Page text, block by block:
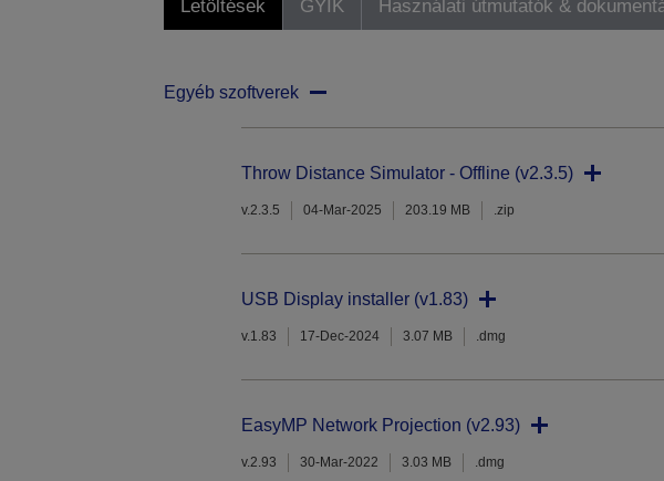
Letöltések GYIK Használati útmutatók &
Egyéb szoftverek
Throw Distance Simulator - Offline (v2.3.5)
v.2.3.5 04-Mar-2025 203.19 MB .zip
USB Display installer (v1.83)
v.1.83 17-Dec-2024 3.07 MB .dmg
EasyMP Network Projection (v2.93)
v.2.93 30-Mar-2022 3.03 MB .dmg